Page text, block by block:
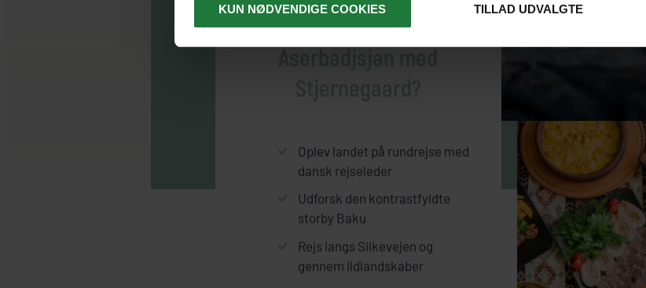
KUN NØDVENDIGE COOKIES TILLAD UDVALGTE
Hvorfor rejse til
Stjernegaard?
Oplev landet på rundrejse med
dansk rejseleder
Udforsk den kontrastfyldte
storby Baku
Rejs langs Silkevejen og
gennem ildlandskaber